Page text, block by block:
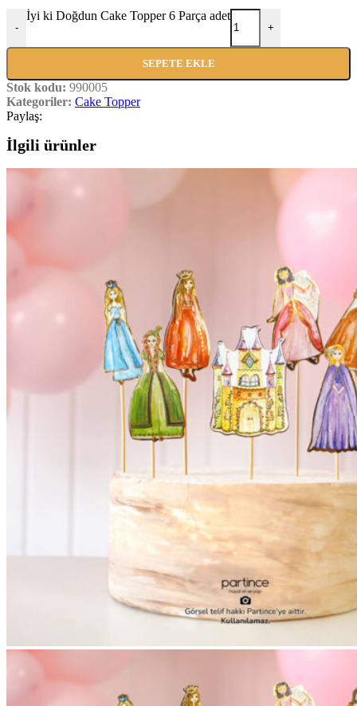
-
İyi ki Doğdun Cake Topper 6 Parça adet
+
SEPETE EKLE
Stok kodu: 990005
Kategoriler: Cake Topper
Paylaş:
İlgili ürünler